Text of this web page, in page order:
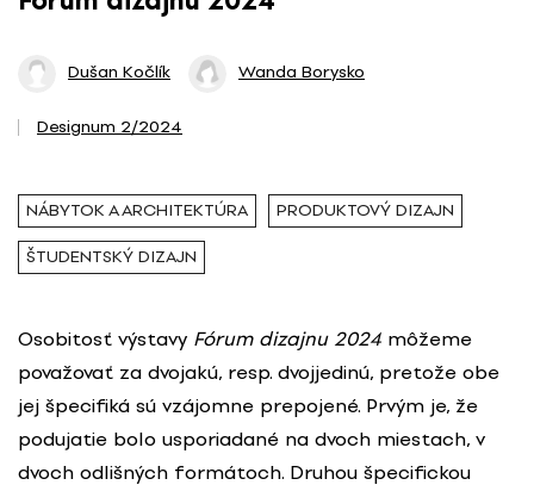
Dušan Kočlík Wanda Borysko
Designum 2/2024
NÁBYTOK A ARCHITEKTÚRA PRODUKTOVÝ DIZAJN
ŠTUDENTSKÝ DIZAJN
Osobitosť výstavy Fórum dizajnu 2024 môžeme
považovať za dvojakú, resp. dvojjedinú, pretože obe
jej špecifiká sú vzájomne prepojené. Prvým je, že
podujatie bolo usporiadané na dvoch miestach, v
dvoch odlišných formátoch. Druhou špecifickou